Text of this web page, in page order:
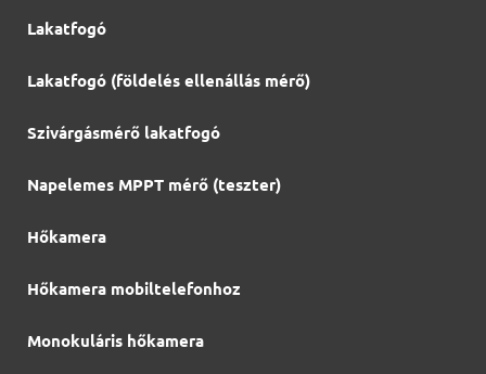
Lakatfogó
Lakatfogó (földelés ellenállás mérő)
Szivárgásmérő lakatfogó
Napelemes MPPT mérő (teszter)
Hőkamera
Hőkamera mobiltelefonhoz
Monokuláris hőkamera